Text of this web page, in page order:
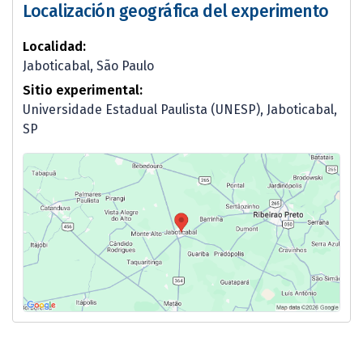
Localización geográfica del experimento
Localidad:
Jaboticabal, São Paulo
Sitio experimental:
Universidade Estadual Paulista (UNESP), Jaboticabal,
SP